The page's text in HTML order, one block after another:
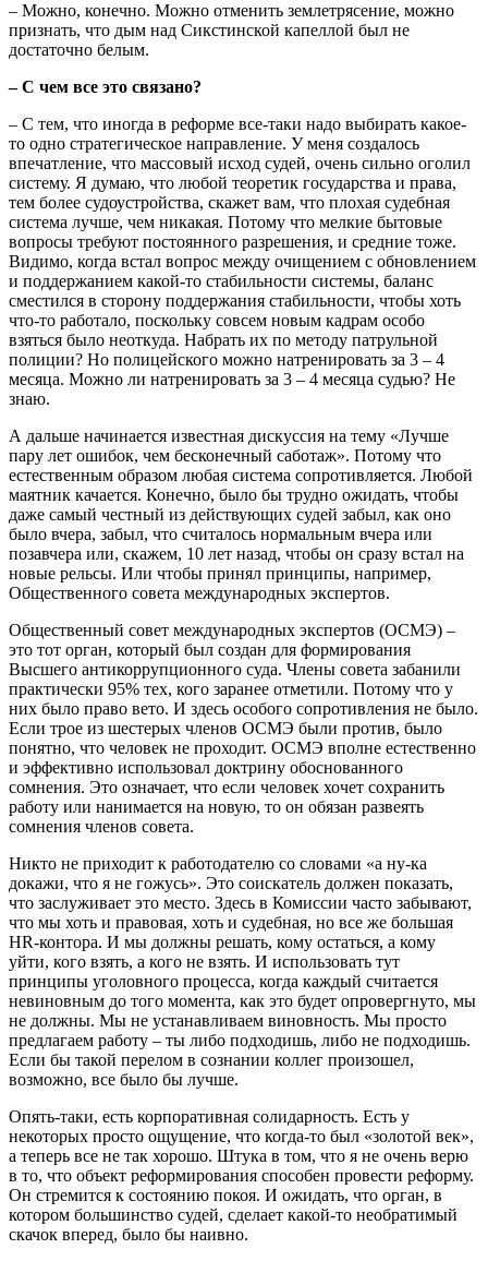
– Можно, конечно. Можно отменить землетрясение, можно
признать, что дым над Сикстинской капеллой был не
достаточно белым.
– С чем все это связано?
– С тем, что иногда в реформе все-таки надо выбирать какое-
то одно стратегическое направление. У меня создалось
впечатление, что массовый исход судей, очень сильно оголил
систему. Я думаю, что любой теоретик государства и права,
тем более судоустройства, скажет вам, что плохая судебная
система лучше, чем никакая. Потому что мелкие бытовые
вопросы требуют постоянного разрешения, и средние тоже.
Видимо, когда встал вопрос между очищением с обновлением
и поддержанием какой-то стабильности системы, баланс
сместился в сторону поддержания стабильности, чтобы хоть
что-то работало, поскольку совсем новым кадрам особо
взяться было неоткуда. Набрать их по методу патрульной
полиции? Но полицейского можно натренировать за 3 – 4
месяца. Можно ли натренировать за 3 – 4 месяца судью? Не
знаю.
А дальше начинается известная дискуссия на тему «Лучше
пару лет ошибок, чем бесконечный саботаж». Потому что
естественным образом любая система сопротивляется. Любой
маятник качается. Конечно, было бы трудно ожидать, чтобы
даже самый честный из действующих судей забыл, как оно
было вчера, забыл, что считалось нормальным вчера или
позавчера или, скажем, 10 лет назад, чтобы он сразу встал на
новые рельсы. Или чтобы принял принципы, например,
Общественного совета международных экспертов.
Общественный совет международных экспертов (ОСМЭ) –
это тот орган, который был создан для формирования
Высшего антикоррупционного суда. Члены совета забанили
практически 95% тех, кого заранее отметили. Потому что у
них было право вето. И здесь особого сопротивления не было.
Если трое из шестерых членов ОСМЭ были против, было
понятно, что человек не проходит. ОСМЭ вполне естественно
и эффективно использовал доктрину обоснованного
сомнения. Это означает, что если человек хочет сохранить
работу или нанимается на новую, то он обязан развеять
сомнения членов совета.
Никто не приходит к работодателю со словами «а ну-ка
докажи, что я не гожусь». Это соискатель должен показать,
что заслуживает это место. Здесь в Комиссии часто забывают,
что мы хоть и правовая, хоть и судебная, но все же большая
HR-контора. И мы должны решать, кому остаться, а кому
уйти, кого взять, а кого не взять. И использовать тут
принципы уголовного процесса, когда каждый считается
невиновным до того момента, как это будет опровергнуто, мы
не должны. Мы не устанавливаем виновность. Мы просто
предлагаем работу – ты либо подходишь, либо не подходишь.
Если бы такой перелом в сознании коллег произошел,
возможно, все было бы лучше.
Опять-таки, есть корпоративная солидарность. Есть у
некоторых просто ощущение, что когда-то был «золотой век»,
а теперь все не так хорошо. Штука в том, что я не очень верю
в то, что объект реформирования способен провести реформу.
Он стремится к состоянию покоя. И ожидать, что орган, в
котором большинство судей, сделает какой-то необратимый
скачок вперед, было бы наивно.